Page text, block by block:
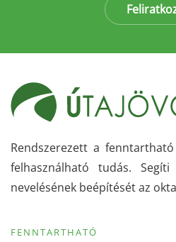
Rendszerezett a
felhasználható tudás.
nevelésének beépítését az
FENNTARTHATÓ